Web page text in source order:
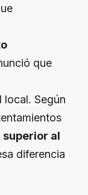
que
local. Según
superior al
diferencia